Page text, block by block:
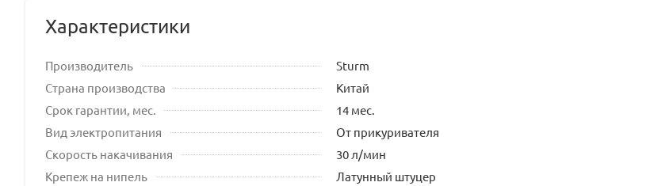
Характеристики
Производитель
Sturm
Страна производства
Китай
Срок гарантии, мес.
14 мес.
Вид электропитания
От прикуривателя
Скорость накачивания
30 л/мин
Крепеж на нипель
Латунный штуцер